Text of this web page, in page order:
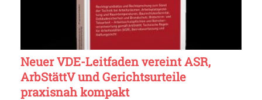
Neuer VDE-Leitfaden vereint ASR,
ArbStättV und Gerichtsurteile
praxisnah kompakt